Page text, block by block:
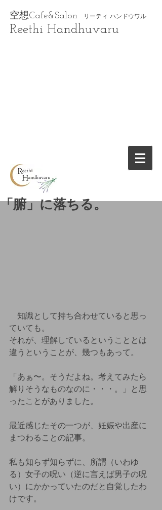
空想Cafe&Salon リーティ ハンドウワル
Reethi Handhuvaru
「腑」に落ちる。
知識として持ち合わせていると思っ
ていても。
それが、理解しているということとは
違うということが、幾つもあって。
「あぁ〜。そうだよね。考えてみたら
解りそうなものなのに・・・。」と思
ったことがありました。
最近感じたその一つが、妊娠や出産に
まつわることの記事。
私も知らず知らずに、所謂（いわゆ
る）女子の呪い（逆に言えば男子の呪
い）にかかっていたのだと自覚したわ
けです。